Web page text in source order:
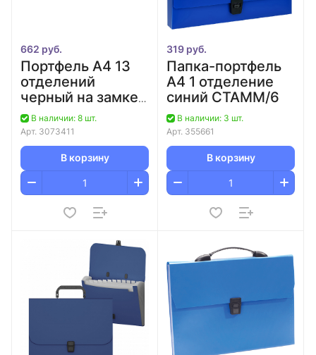
662 руб.
Портфель А4 13
отделений
черный на замке
deVENTE Daily/6
В наличии: 8 шт.
Арт. 3073411
В корзину
319 руб.
Папка-портфель
А4 1 отделение
синий СТАММ/6
В наличии: 3 шт.
Арт. 355661
В корзину